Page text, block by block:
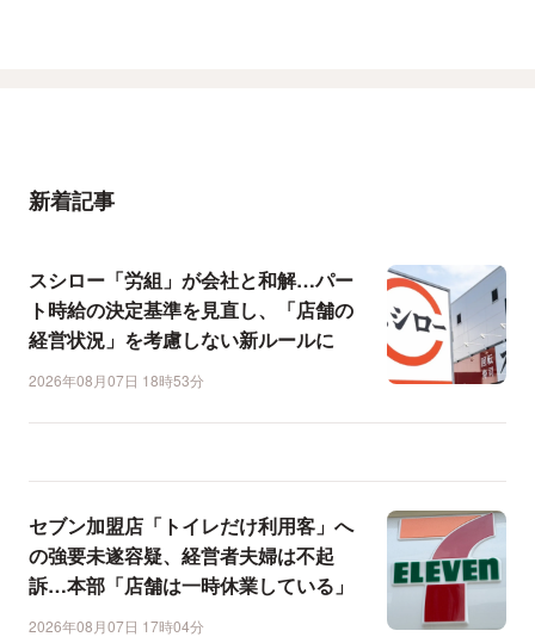
新着記事
スシロー「労組」が会社と和解…パー
ト時給の決定基準を見直し、「店舗の
経営状況」を考慮しない新ルールに
2026年08月07日 18時53分
セブン加盟店「トイレだけ利用客」へ
の強要未遂容疑、経営者夫婦は不起
訴…本部「店舗は一時休業している」
2026年08月07日 17時04分